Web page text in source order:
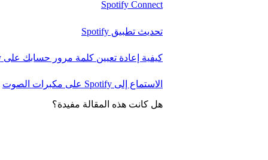
Spotify Connect
تحديث تطبيق Spotify
كيفية إعادة تعيين كلمة مرور حسابك على Spotify أو تغييرها
الاستماع إلى Spotify على مكبرات الصوت
هل كانت هذه المقالة مفيدة؟